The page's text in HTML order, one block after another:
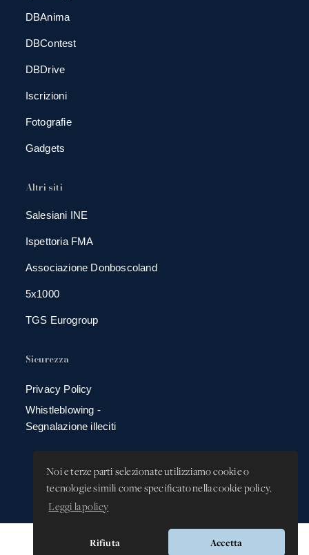
Noi e terze parti selezionate utilizziamo cookie o
tecnologie simili come specificato nella cookie policy.
Leggi la policy
Rifiuta Accetta
DBAnima
DBContest
DBDrive
Iscrizioni
Fotografie
Gadgets
Altri siti
Salesiani INE
Ispettoria FMA
Associazione Donboscoland
5x1000
TGS Eurogroup
Sicurezza
Privacy Policy
Whistleblowing -
Segnalazione illeciti
Versione app: 3.64.2 (18ea8745)